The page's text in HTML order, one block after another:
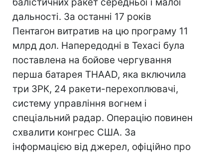
дальності. За останні 17 років
Пентагон витратив на цю програму 11
млрд дол. Напередодні в Техасі була
поставлена на бойове чергування
перша батарея THAAD, яка включила
три ЗРК, 24 ракети-перехоплювачі,
систему управління вогнем і
спеціальний радар. Операцію повинен
схвалити конгрес США. За
інформацією від джерел, офіційно про